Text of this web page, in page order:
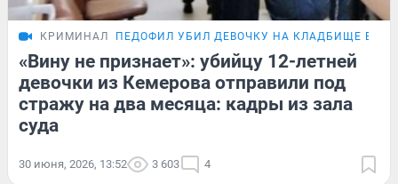
КРИМИНАЛ ПЕДОФИЛ УБИЛ ДЕВОЧКУ НА КЛАДБИЩЕ В
«Вину не признает»: убийцу 12-летней
девочки из Кемерова отправили под
стражу на два месяца: кадры из зала
суда
30 июня, 2026, 13:52 3 603 4